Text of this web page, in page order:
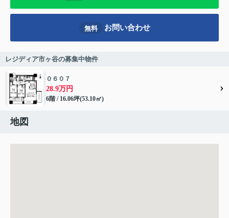
無料 お問い合わせ
レジディア市ヶ谷の募集中物件
０６０７
28.9万円
6階 / 16.06坪(53.10㎡)
地図